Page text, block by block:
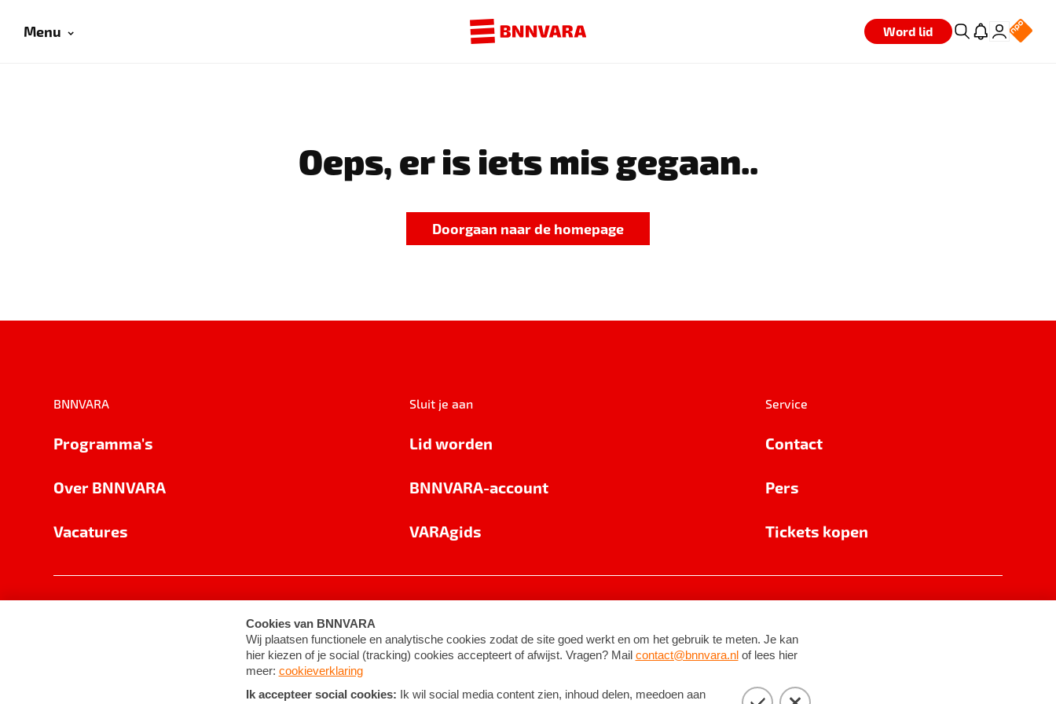
Menu Word lid
Oeps, er is iets mis gegaan..
Doorgaan naar de homepage
BNNVARA
Programma's
Over BNNVARA
Vacatures
Sluit je aan
Lid worden
BNNVARA-account
VARAgids
Service
Contact
Pers
Tickets kopen
Cookie-instellingen Algemene voorwaarden ©2026BNNVARA